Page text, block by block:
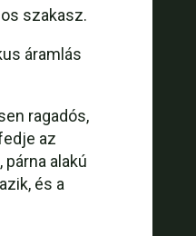
szakasz.
áramlás
ragadós,
az
alakú
és a